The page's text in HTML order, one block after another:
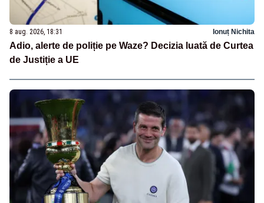
8 aug. 2026, 18:31 Ionuț Nichita
Adio, alerte de poliție pe Waze? Decizia luată de Curtea
de Justiție a UE